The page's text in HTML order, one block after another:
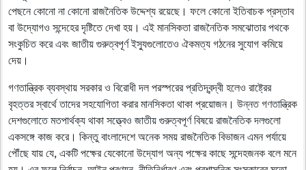
পেছনে কোনো না কোনো রাজনৈতিক উদ্দেশ্য রয়েছে। ফলে কোনো ইতিবাচক প্রস্তাব
বা উদ্যোগও সন্দেহের দৃষ্টিতে দেখা হয়। এই মানসিকতা রাজনৈতিক সমঝোতার পথকে
সংকুচিত করে এবং জাতীয় গুরুত্বপূর্ণ ইস্যুগুলোতেও ঐকমত্য গঠনের সুযোগ কমিয়ে
দেয়।
গণতান্ত্রিক ব্যবস্থায় সরকার ও বিরোধী দল পরস্পরের প্রতিদ্বন্দ্বী হলেও রাষ্ট্রের
বৃহত্তর স্বার্থে তাদের সহযোগিতা করার মানসিকতা থাকা প্রয়োজন। উন্নত গণতান্ত্রিক
দেশগুলোতে মতপার্থক্য থাকা সত্ত্বেও জাতীয় গুরুত্বপূর্ণ বিষয়ে রাজনৈতিক দলগুলো
একসঙ্গে কাজ করে। কিন্তু বাংলাদেশে অনেক সময় রাজনৈতিক বিভাজন এমন পর্যায়ে
পৌঁছে যায় যে, একটি পক্ষের যেকোনো উদ্যোগ অন্য পক্ষের কাছে সন্দেহজনক বলে মনে